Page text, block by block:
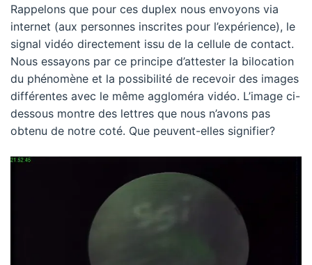
Rappelons que pour ces duplex nous envoyons via
internet (aux personnes inscrites pour l’expérience), le
signal vidéo directement issu de la cellule de contact.
Nous essayons par ce principe d’attester la bilocation
du phénomène et la possibilité de recevoir des images
différentes avec le même aggloméra vidéo. L’image ci-
dessous montre des lettres que nous n’avons pas
obtenu de notre coté. Que peuvent-elles signifier?